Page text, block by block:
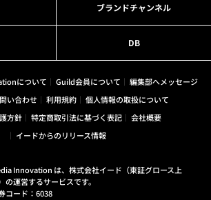
ブランドチャンネル
DB
について Guild会員について
編集部へメッセージ
い合わせ
利用規約
個人情報の取扱について
方針
特定商取引法に基づく表記
会社概要
イードからのリリース情報
Innovation は、株式会社イード（東証グロース上
の運営するサービスです。
コード：6038